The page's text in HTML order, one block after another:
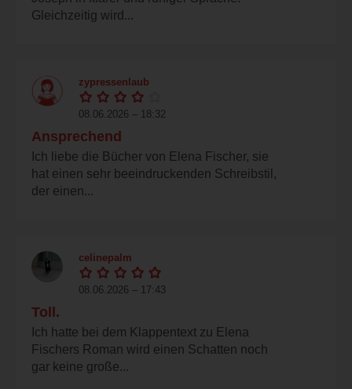
Gleichzeitig wird...
zypressenlaub
08.06.2026 – 18:32
Ansprechend
Ich liebe die Bücher von Elena Fischer, sie
hat einen sehr beeindruckenden Schreibstil,
der einen...
celinepalm
08.06.2026 – 17:43
Toll.
Ich hatte bei dem Klappentext zu Elena
Fischers Roman wird einen Schatten noch
gar keine große...